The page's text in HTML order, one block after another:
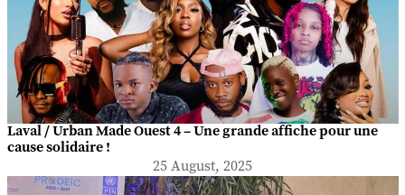
Laval / Urban Made Ouest 4 – Une grande affiche pour une
cause solidaire !
25 August, 2025